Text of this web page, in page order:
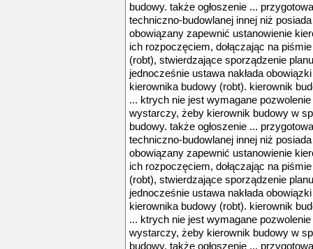
budowy. także ogłoszenie ...
techniczno-budowlanej innej niż
obowiązany zapewnić ustanowienie
ich rozpoczęciem, dołączając na
(robt), stwierdzające sporządzenie
jednocześnie ustawa nakłada
kierownika budowy (robt). kierownik
... ktrych nie jest wymagane
wystarczy, żeby kierownik budowy w
budowy. także ogłoszenie ...
techniczno-budowlanej innej niż
obowiązany zapewnić ustanowienie
ich rozpoczęciem, dołączając na
(robt), stwierdzające sporządzenie
jednocześnie ustawa nakłada
kierownika budowy (robt). kierownik
... ktrych nie jest wymagane
wystarczy, żeby kierownik budowy w
budowy. także ogłoszenie ...